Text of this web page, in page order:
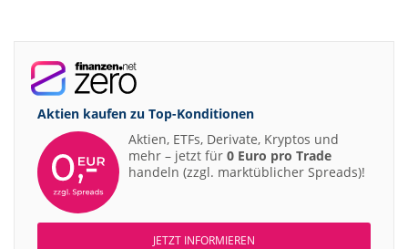
Aktien kaufen zu Top-Konditionen
Aktien, ETFs, Derivate, Kryptos und
mehr – jetzt für 0 Euro pro Trade
handeln (zzgl. marktüblicher Spreads)!
JETZT INFORMIEREN